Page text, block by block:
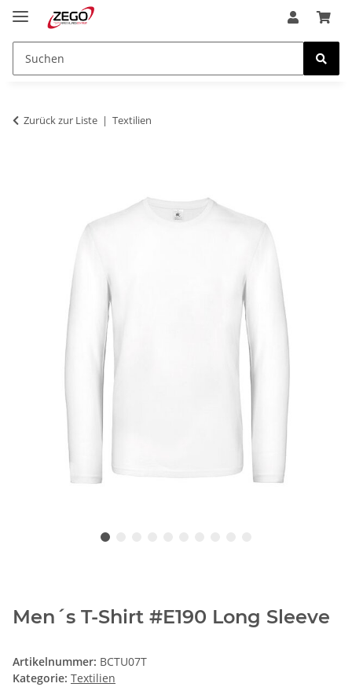
Zurück zur Liste Textilien
Men´s T-Shirt #E190 Long Sleeve
Artikelnummer: BCTU07T
Kategorie: Textilien